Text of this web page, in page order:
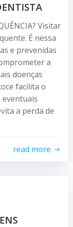
Visitar
É nessa
e prevenidas
a
doenças
facilita o
a perda de
read more